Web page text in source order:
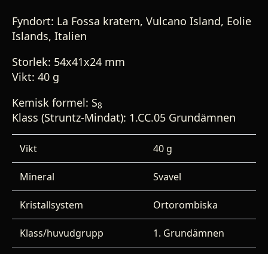
Fyndort: La Fossa kratern, Vulcano Island, Eolie
Islands, Italien
Storlek: 54x41x24 mm
Vikt: 40 g
Kemisk formel: S8
Klass (Struntz-Mindat): 1.CC.05 Grundämnen
Vikt 40 g
Mineral Svavel
Kristallsystem Ortorombiska
Klass/huvudgrupp 1. Grundämnen